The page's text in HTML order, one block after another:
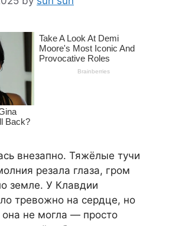
внезапно. Тяжёлые тучи
резала глаза, гром
земле. У Клавдии
тревожно на сердце, но
она не могла — просто